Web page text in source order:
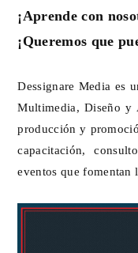
¡Aprende con
¡Queremos que
Dessignare Media es
Multimedia, Diseño y
producción y
capacitación,
eventos que fomentan